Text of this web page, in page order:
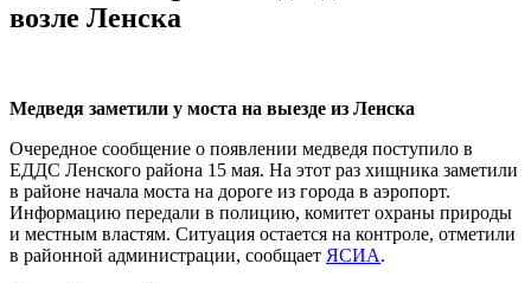
возле Ленска
Медведя заметили у моста на выезде из Ленска
Очередное сообщение о появлении медведя поступило в
ЕДДС Ленского района 15 мая. На этот раз хищника заметили
в районе начала моста на дороге из города в аэропорт.
Информацию передали в полицию, комитет охраны природы
и местным властям. Ситуация остается на контроле, отметили
в районной администрации, сообщает ЯСИА.